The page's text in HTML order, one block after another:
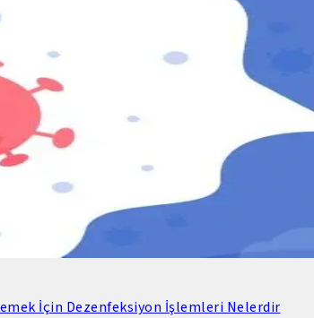
İçin Dezenfeksiyon İşlemleri Nelerdir